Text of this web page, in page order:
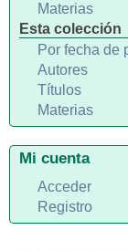
Materias
Esta colección
Por fecha de
Autores
Títulos
Materias
Mi cuenta
Acceder
Registro